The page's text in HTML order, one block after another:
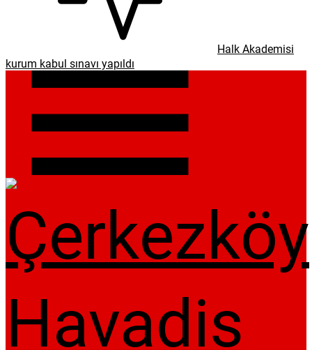
Halk Akademisi
kurum kabul sınavı yapıldı